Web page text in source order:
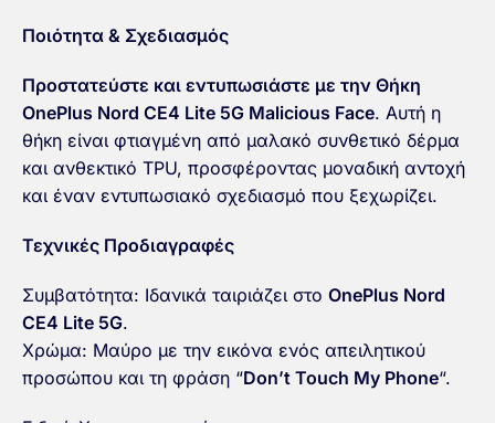
Ποιότητα & Σχεδιασμός
Προστατεύστε και εντυπωσιάστε με την Θήκη
OnePlus Nord CE4 Lite 5G Malicious Face. Αυτή η
θήκη είναι φτιαγμένη από μαλακό συνθετικό δέρμα
και ανθεκτικό TPU, προσφέροντας μοναδική αντοχή
και έναν εντυπωσιακό σχεδιασμό που ξεχωρίζει.
Τεχνικές Προδιαγραφές
Συμβατότητα: Ιδανικά ταιριάζει στο OnePlus Nord
CE4 Lite 5G.
Χρώμα: Μαύρο με την εικόνα ενός απειλητικού
προσώπου και τη φράση “Don’t Touch My Phone“.